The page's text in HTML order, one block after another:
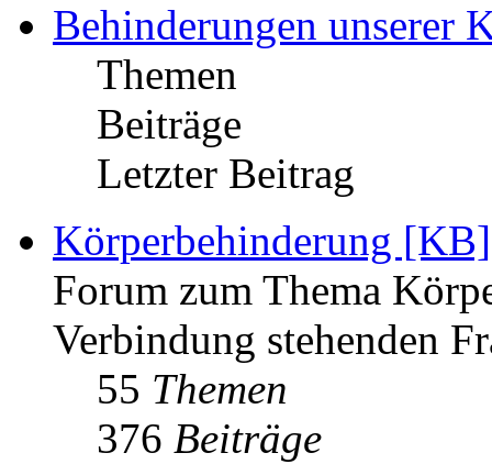
Behinderungen unserer
Themen
Beiträge
Letzter Beitrag
Körperbehinderung [KB]
Forum zum Thema
Verbindung stehenden
55 Themen
376 Beiträge